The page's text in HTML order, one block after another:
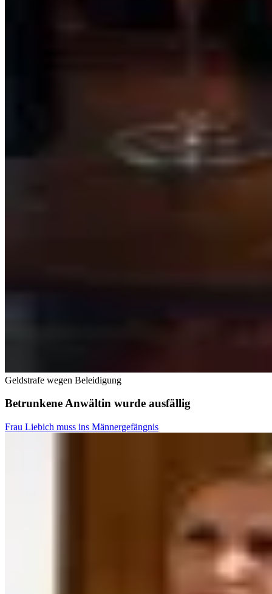
Geldstrafe wegen Beleidigung
Betrunkene Anwältin wurde ausfällig
Frau Liebich muss ins Männergefängnis